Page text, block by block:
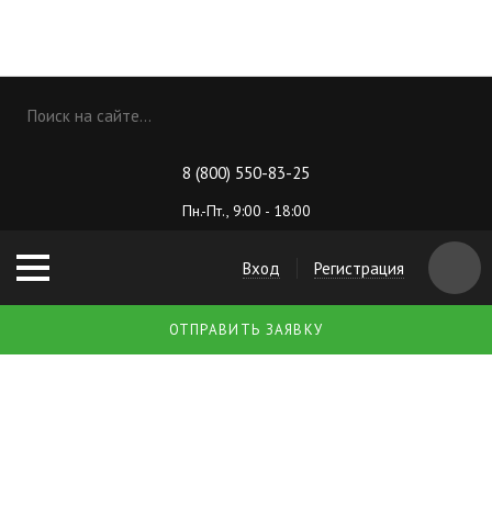
8 (800) 550-83-25
Пн.-Пт., 9:00 - 18:00
Вход Регистрация
ОТПРАВИТЬ ЗАЯВКУ